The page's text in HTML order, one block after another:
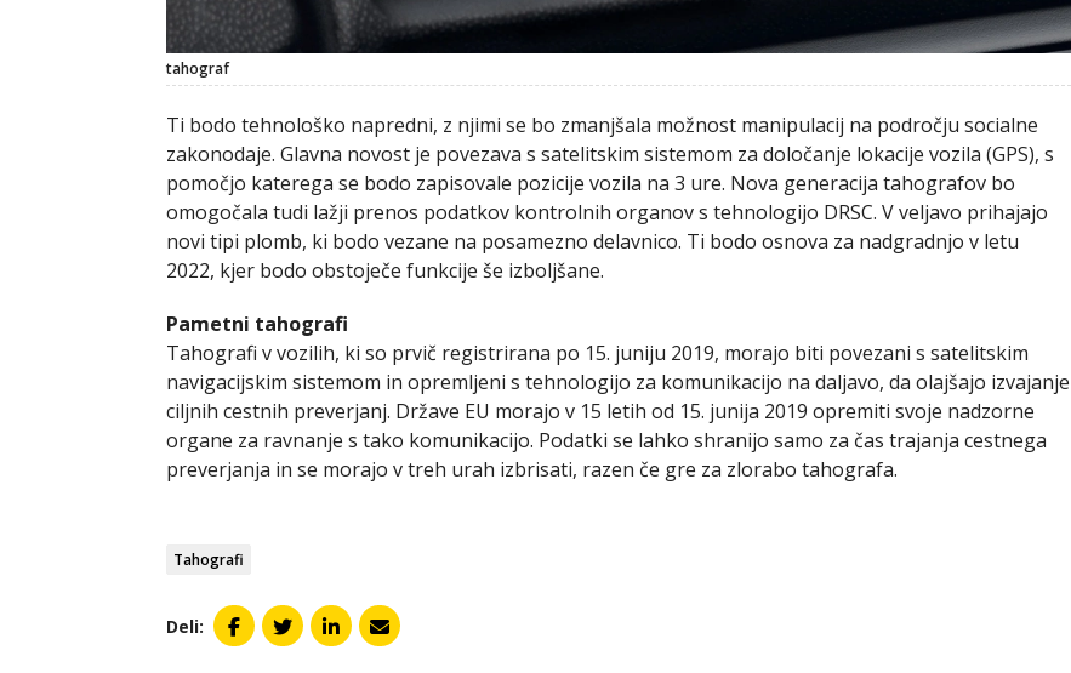
tahograf
Ti bodo tehnološko napredni, z njimi se bo zmanjšala možnost manipulacij na področju socialne
zakonodaje. Glavna novost je povezava s satelitskim sistemom za določanje lokacije vozila (GPS), s
pomočjo katerega se bodo zapisovale pozicije vozila na 3 ure. Nova generacija tahografov bo
omogočala tudi lažji prenos podatkov kontrolnih organov s tehnologijo DRSC. V veljavo prihajajo
novi tipi plomb, ki bodo vezane na posamezno delavnico. Ti bodo osnova za nadgradnjo v letu
2022, kjer bodo obstoječe funkcije še izboljšane.
Pametni tahografi
Tahografi v vozilih, ki so prvič registrirana po 15. juniju 2019, morajo biti povezani s satelitskim
navigacijskim sistemom in opremljeni s tehnologijo za komunikacijo na daljavo, da olajšajo izvajanje
ciljnih cestnih preverjanj. Države EU morajo v 15 letih od 15. junija 2019 opremiti svoje nadzorne
organe za ravnanje s tako komunikacijo. Podatki se lahko shranijo samo za čas trajanja cestnega
preverjanja in se morajo v treh urah izbrisati, razen če gre za zlorabo tahografa.
Tahografi
Deli: